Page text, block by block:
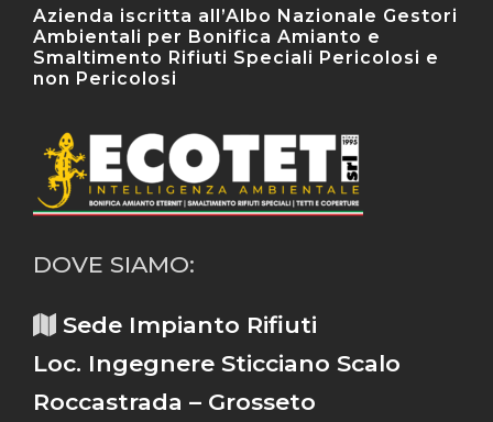
Azienda iscritta all’Albo Nazionale Gestori
Ambientali per Bonifica Amianto e
Smaltimento Rifiuti Speciali Pericolosi e
non Pericolosi
DOVE SIAMO:
Sede Impianto Rifiuti
Loc. Ingegnere Sticciano Scalo
Roccastrada – Grosseto